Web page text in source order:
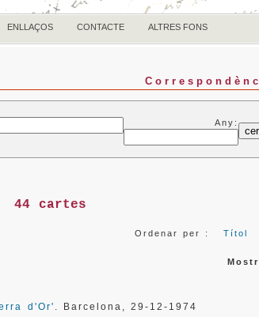
ENLLAÇOS CONTACTE ALTRES FONS
Any:
44 cartes
Ordenar per :Títol
d'Or' . Barcelona, 29-12-1974